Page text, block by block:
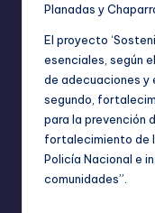
Planadas y
El proyecto
esenciales, según
de adecuaciones y
segundo,
para la prevención
fortalecimiento de
Policía Nacional e
comunidades”.